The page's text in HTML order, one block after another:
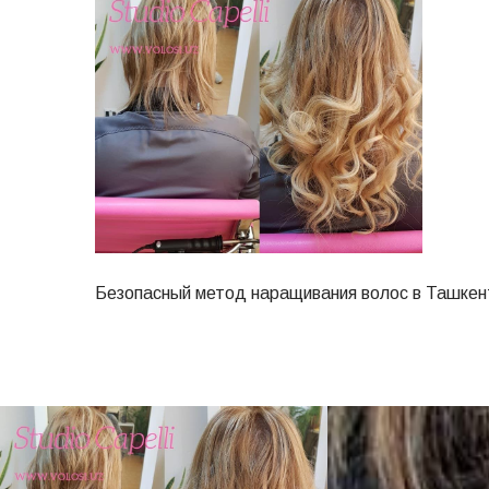
Безопасный метод наращивания волос в